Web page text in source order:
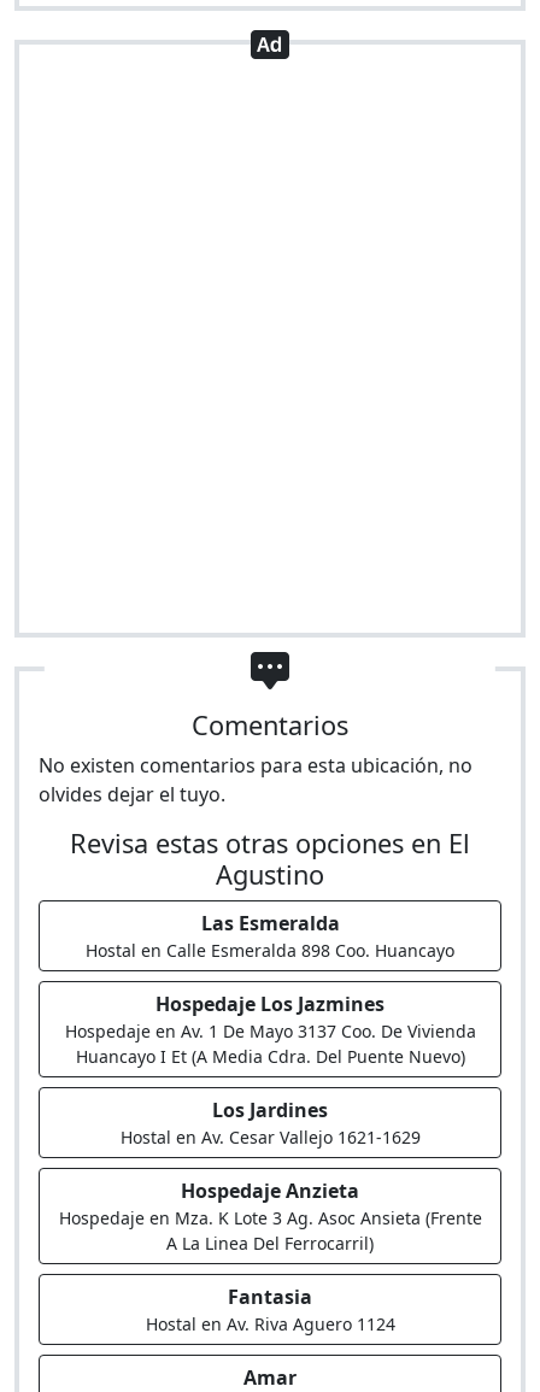
Comentarios
No existen comentarios para esta ubicación, no
olvides dejar el tuyo.
Revisa estas otras opciones en El
Agustino
Las Esmeralda
Hostal en Calle Esmeralda 898 Coo. Huancayo
Hospedaje Los Jazmines
Hospedaje en Av. 1 De Mayo 3137 Coo. De Vivienda
Huancayo I Et (A Media Cdra. Del Puente Nuevo)
Los Jardines
Hostal en Av. Cesar Vallejo 1621-1629
Hospedaje Anzieta
Hospedaje en Mza. K Lote 3 Ag. Asoc Ansieta (Frente
A La Linea Del Ferrocarril)
Fantasia
Hostal en Av. Riva Aguero 1124
Amar